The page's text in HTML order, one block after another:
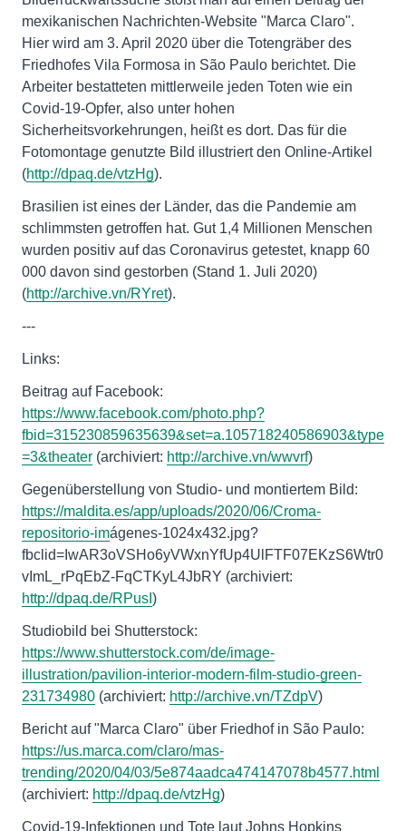
mexikanischen Nachrichten-Website "Marca Claro".
Hier wird am 3. April 2020 über die Totengräber des
Friedhofes Vila Formosa in São Paulo berichtet. Die
Arbeiter bestatteten mittlerweile jeden Toten wie ein
Covid-19-Opfer, also unter hohen
Sicherheitsvorkehrungen, heißt es dort. Das für die
Fotomontage genutzte Bild illustriert den Online-Artikel
(http://dpaq.de/vtzHg).
Brasilien ist eines der Länder, das die Pandemie am
schlimmsten getroffen hat. Gut 1,4 Millionen Menschen
wurden positiv auf das Coronavirus getestet, knapp 60
000 davon sind gestorben (Stand 1. Juli 2020)
(http://archive.vn/RYret).
---
Links:
Beitrag auf Facebook:
https://www.facebook.com/photo.php?
fbid=315230859635639&set=a.105718240586903&type
=3&theater (archiviert: http://archive.vn/wwvrf)
Gegenüberstellung von Studio- und montiertem Bild:
https://maldita.es/app/uploads/2020/06/Croma-
repositorio-imágenes-1024x432.jpg?
fbclid=IwAR3oVSHo6yVWxnYfUp4UlFTF07EKzS6Wtr0
vImL_rPqEbZ-FqCTKyL4JbRY (archiviert:
http://dpaq.de/RPusI )
Studiobild bei Shutterstock:
https://www.shutterstock.com/de/image-
illustration/pavilion-interior-modern-film-studio-green-
231734980 (archiviert: http://archive.vn/TZdpV)
Bericht auf "Marca Claro" über Friedhof in São Paulo:
https://us.marca.com/claro/mas-
trending/2020/04/03/5e874aadca474147078b4577.html
(archiviert: http://dpaq.de/vtzHg)
Covid-19-Infektionen und Tote laut Johns Hopkins